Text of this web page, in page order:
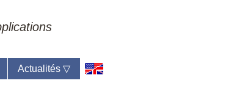
Actualités▽